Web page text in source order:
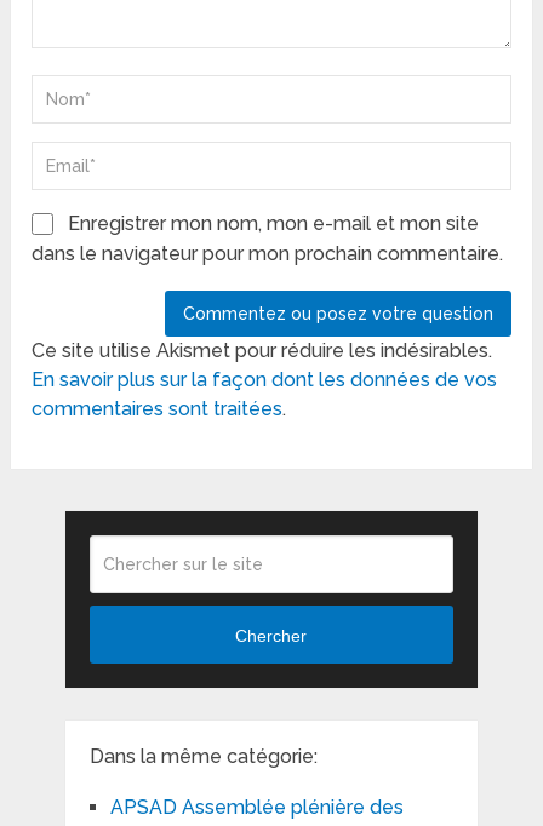
Enregistrer mon nom, mon e-mail et mon site
dans le navigateur pour mon prochain commentaire.
Ce site utilise Akismet pour réduire les indésirables.
En savoir plus sur la façon dont les données de vos
commentaires sont traitées.
Chercher
Dans la même catégorie:
APSAD Assemblée plénière des